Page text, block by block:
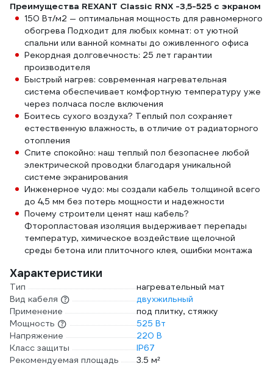
Преимущества REXANT Classic RNX -3,5-525 с экраном
150 Вт/м2 — оптимальная мощность для равномерного
обогрева Подходит для любых комнат: от уютной
спальни или ванной комнаты до оживленного офиса
Рекордная долговечность: 25 лет гарантии
производителя
Быстрый нагрев: современная нагревательная
система обеспечивает комфортную температуру уже
через полчаса после включения
Боитесь сухого воздуха? Теплый пол сохраняет
естественную влажность, в отличие от радиаторного
отопления
Спите спокойно: наш теплый пол безопаснее любой
электрической проводки благодаря уникальной
системе экранирования
Инженерное чудо: мы создали кабель толщиной всего
до 4,5 мм без потерь мощности и надежности
Почему строители ценят наш кабель?
Фторопластовая изоляция выдерживает перепады
температур, химическое воздействие щелочной
среды бетона или плиточного клея, ошибки монтажа
Характеристики
Тип
нагревательный мат
Вид кабеля
двухжильный
Применение
под плитку, стяжку
Мощность
525 Вт
Напряжение
220 В
Класс защиты
IP67
Рекомендуемая площадь
3.5 м²